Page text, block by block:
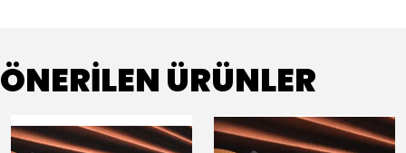
ÖNERİLEN ÜRÜNLER